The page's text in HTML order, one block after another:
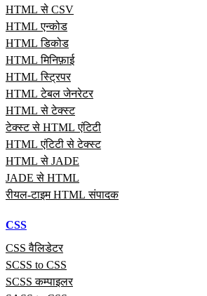
HTML से CSV
HTML एन्कोड
HTML डिकोड
HTML मिनिफ़ाई
HTML स्ट्रिपर
HTML टेबल जेनरेटर
HTML से टेक्स्ट
टेक्स्ट से HTML एंटिटी
HTML एंटिटी से टेक्स्ट
HTML से JADE
JADE से HTML
रीयल‑टाइम HTML संपादक
CSS
CSS वैलिडेटर
SCSS to CSS
SCSS कम्पाइलर